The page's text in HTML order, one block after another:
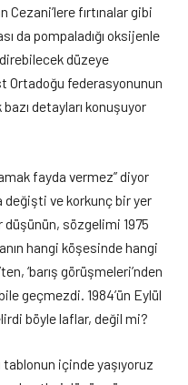
Cezani’lere fırtınalar gibi
da pompaladığı oksijenle
düzeye
Ortadoğu federasyonunun
detayları konuşuyor
fayda vermez” diyor
değişti ve korkunç bir yer
düşünün, sözgelimi 1975
hangi köşesinde hangi
‘barış görüşmeleri’nden
geçmezdi. 1984’ün Eylül
böyle laflar, değil mi?
içinde yaşıyoruz